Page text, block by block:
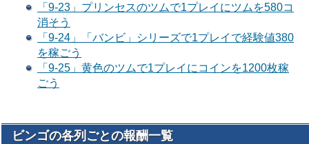
「9-23」プリンセスのツムで1プレイにツムを580コ
消そう
「9-24」「バンビ」シリーズで1プレイで経験値380
を稼ごう
「9-25」黄色のツムで1プレイにコインを1200枚稼
ごう
ビンゴの各列ごとの報酬一覧